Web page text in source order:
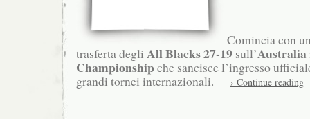
Comincia con
trasferta degli All Blacks 27-19 sull’Australia
Championship che sancisce l’ingresso
grandi tornei internazionali.
› Continue reading